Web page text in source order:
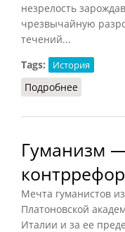
незрелость
чрезвычайную
течений...
Tags:
История
Подробнее
Гуманизм
Мечта гуманистов
Платоновской
Италии и за ее